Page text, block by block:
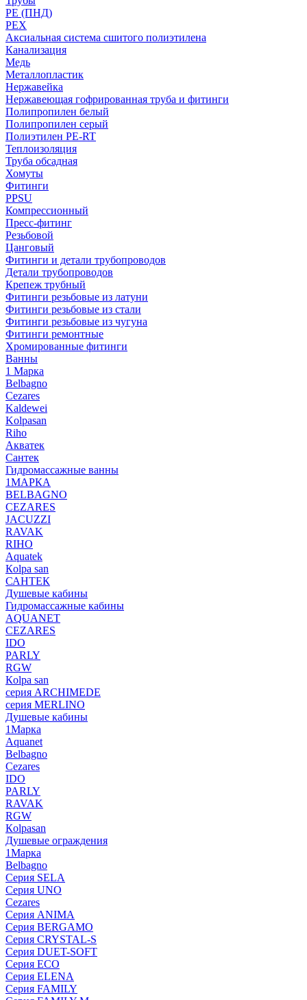
PE (ПНД)
PEX
Аксиальная система сшитого полиэтилена
Канализация
Медь
Металлопластик
Нержавейка
Нержавеющая гофрированная труба и фитинги
Полипропилен белый
Полипропилен серый
Полиэтилен PE-RT
Теплоизоляция
Труба обсадная
Хомуты
Фитинги
PPSU
Компрессионный
Пресс-фитинг
Резьбовой
Цанговый
Фитинги и детали трубопроводов
Детали трубопроводов
Крепеж трубный
Фитинги резьбовые из латуни
Фитинги резьбовые из стали
Фитинги резьбовые из чугуна
Фитинги ремонтные
Хромированные фитинги
Ванны
1 Марка
Belbagno
Cezares
Kaldewei
Kolpasan
Riho
Акватек
Сантек
Гидромассажные ванны
1МАРКА
BELBAGNO
CEZARES
JACUZZI
RAVAK
RIHO
Аquatek
Кolpa san
САНТЕК
Душевые кабины
Гидромассажные кабины
AQUANET
CEZARES
IDO
PARLY
RGW
Кolpa san
серия ARCHIMEDE
серия MERLINO
Душевые кабины
1Марка
Aquanet
Belbagno
Cezares
IDO
PARLY
RAVAK
RGW
Кolpasan
Душевые ограждения
1Марка
Belbagno
Серия SELA
Серия UNO
Cezares
Серия ANIMA
Серия BERGAMO
Серия CRYSTAL-S
Серия DUET-SOFT
Серия ECO
Серия ELENA
Серия FAMILY